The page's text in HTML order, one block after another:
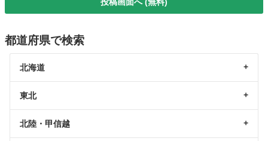
都道府県で検索
北海道
東北
北陸・甲信越